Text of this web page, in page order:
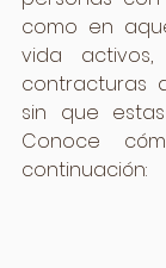
como en
vida
contracturas
sin que
Conoce
continuación: